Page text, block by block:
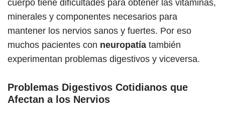
cuerpo tiene dificultades para obtener las vitaminas,
minerales y componentes necesarios para
mantener los nervios sanos y fuertes. Por eso
muchos pacientes con neuropatía también
experimentan problemas digestivos y viceversa.
Problemas Digestivos Cotidianos que
Afectan a los Nervios